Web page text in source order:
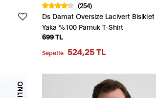
(254)
Ds Damat Oversize Lacivert Bisiklet
Yaka %100 Pamuk T-Shirt
699 TL
Sepette 524,25 TL